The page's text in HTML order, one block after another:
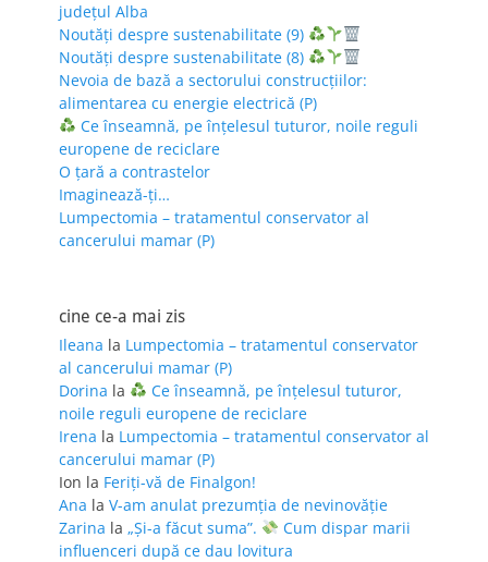
județul Alba
Noutăți despre sustenabilitate (9)
Noutăți despre sustenabilitate (8)
Nevoia de bază a sectorului construcțiilor:
alimentarea cu energie electrică (P)
Ce înseamnă, pe înțelesul tuturor, noile reguli
europene de reciclare
O țară a contrastelor
Imaginează-ți…
Lumpectomia – tratamentul conservator al
cancerului mamar (P)
cine ce-a mai zis
Ileana la Lumpectomia – tratamentul conservator
al cancerului mamar (P)
Dorina la
Ce înseamnă, pe înțelesul tuturor,
noile reguli europene de reciclare
Irena la Lumpectomia – tratamentul conservator al
cancerului mamar (P)
Ion la Feriţi-vă de Finalgon!
Ana la V-am anulat prezumția de nevinovăție
Zarina la „Și-a făcut suma”.
Cum dispar marii
influenceri după ce dau lovitura